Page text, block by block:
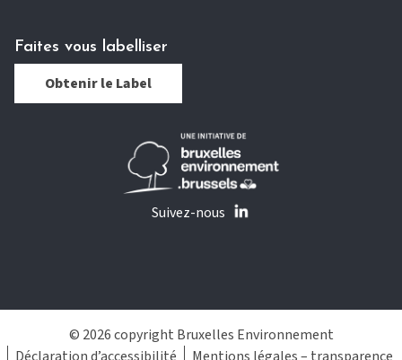
Faites vous labelliser
Obtenir le Label
Suivez-nous
© 2026 copyright Bruxelles Environnement